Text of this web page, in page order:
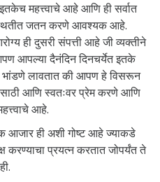
महत्त्वाचे आहे आणि ही सर्वात
जतन करणे आवश्यक आहे.
ही दुसरी संपत्ती आहे जी व्यक्तीने
आपल्या दैनंदिन दिनचर्येत इतके
भांडणे लावतात की आपण हे विसरून
आणि स्वतःवर प्रेम करणे आणि
आहे.
आजार ही अशी गोष्ट आहे ज्याकडे
करण्याचा प्रयत्न करतात जोपर्यंत ते